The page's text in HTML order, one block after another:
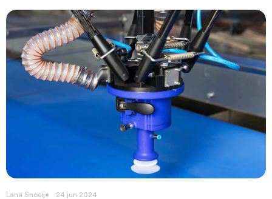
Lana Snoeij 24 jun 2024